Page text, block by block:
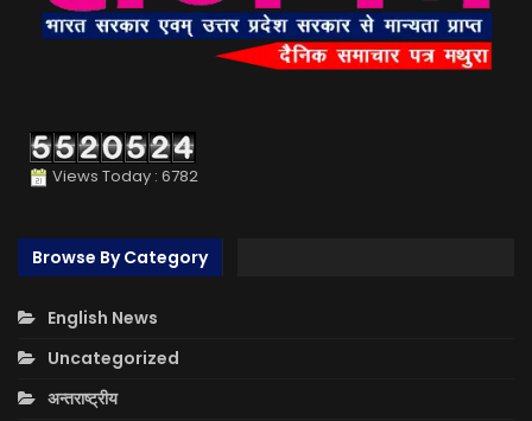
Views Today : 6782
Browse By Category
English News
Uncategorized
अन्तराष्ट्रीय